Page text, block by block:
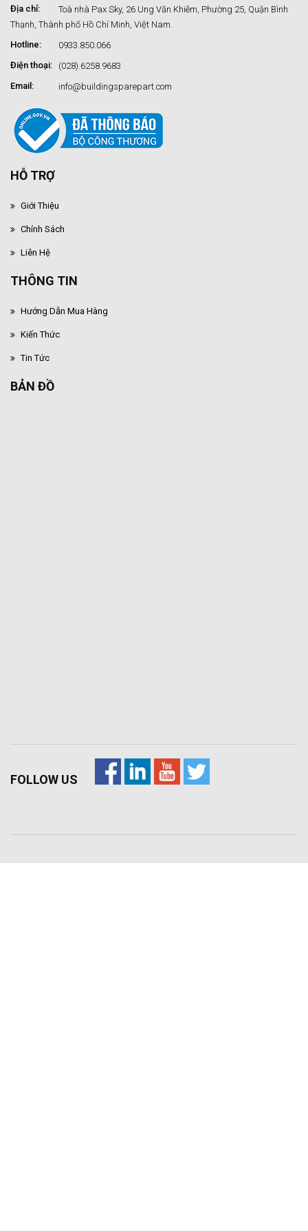
Địa chỉ:
Toà nhà Pax Sky, 26 Ung Văn Khiêm, Phường 25, Quận Bình
Thạnh, Thành phố Hồ Chí Minh, Việt Nam.
Hotline:
0933.850.066
Điện thoại:
(028).6258.9683
Email:
info@buildingsparepart.com
HỖ TRỢ
Giới Thiệu
Chính Sách
Liên Hệ
THÔNG TIN
Hướng Dẫn Mua Hàng
Kiến Thức
Tin Tức
BẢN ĐỒ
FOLLOW US